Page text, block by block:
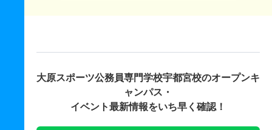
大原スポーツ公務員専門学校宇都宮校のオープンキ
ャンパス・
イベント最新情報をいち早く確認！